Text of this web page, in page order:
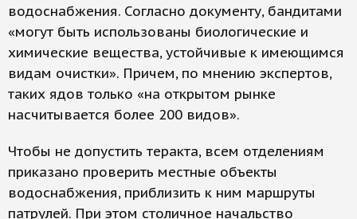
водоснабжения. Согласно документу, бандитами
«могут быть использованы биологические и
химические вещества, устойчивые к имеющимся
видам очистки». Причем, по мнению экспертов,
таких ядов только «на открытом рынке
насчитывается более 200 видов».
Чтобы не допустить теракта, всем отделениям
приказано проверить местные объекты
водоснабжения, приблизить к ним маршруты
патрулей. При этом столичное начальство